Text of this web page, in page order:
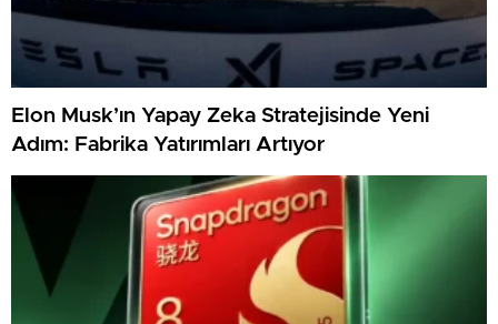
Elon Musk’ın Yapay Zeka Stratejisinde Yeni
Adım: Fabrika Yatırımları Artıyor